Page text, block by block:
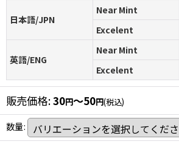
日本語/JPN
Near Mint
Excelent
英語/ENG
Near Mint
Excelent
販売価格:30円～50円(税込)
数量: